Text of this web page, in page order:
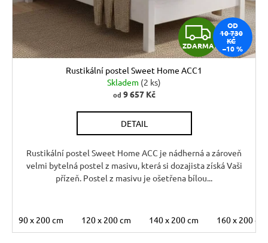
d
u
k
Z
D
A
ZDARMA
OD
10 730
KČ
–10 %
Rustikální postel Sweet Home ACC1
Skladem (2 ks)
od 9 657 Kč
DETAIL
Rustikální postel Sweet Home ACC je nádherná a zároveň
velmi bytelná postel z masivu, která si dozajista získá Vaši
přízeň. Postel z masivu je ošetřena bílou...
90 x 200 cm 120 x 200 cm 140 x 200 cm 160 x 200 cm
r
u
č
u
j
ŽIDLE
MEXICANA
SIL25
Původně: